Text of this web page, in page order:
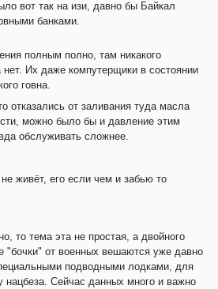
вот так на изи, давно бы Байкал
банками.
полным полно, там никакого
Их даже компутерщики в состоянии
говна.
отказались от заливания туда масла
можно было бы и давление этим
обслуживать сложнее.
живёт, его если чем и забью то
то тема эта не простая, а двойного
"бочки" от военных вешаются уже давно
подводными лодками, для
Сейчас данных много и важно